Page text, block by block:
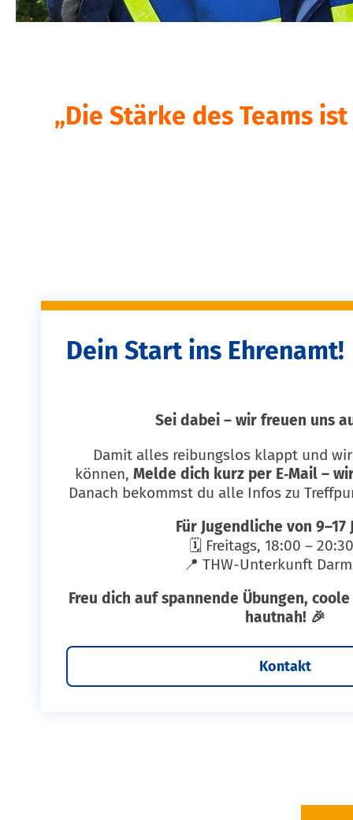
„Die Stärke des Teams
Dein Start ins Ehrenamt!
Sei dabei – wir freuen uns
Damit alles reibungslos klappt und
können, Melde dich kurz per E‑Mail –
Danach bekommst du alle Infos zu
Für Jugendliche von 9–17
🗓 Freitags, 18:00 –
📍 THW-Unterkunft
Freu dich auf spannende Übungen,
hautnah! 🎉
Kontakt